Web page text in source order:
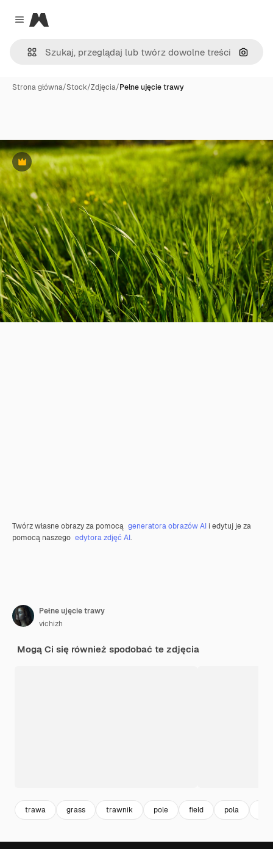
Close menu
Magnific
Szukaj
Strona główna/Stock/Zdjęcia/Pełne ujęcie trawy
Premium
Twórz własne obrazy za pomocą generatora obrazów AI i edytuj je za
pomocą naszego edytora zdjęć AI.
Pełne ujęcie trawy
vichizh
Mogą Ci się również spodobać te zdjęcia
trawa grass trawnik pole field pola